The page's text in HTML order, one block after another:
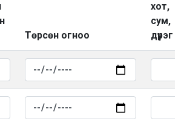
Төрсөн огноо
хот,
сум,
дүүрэг